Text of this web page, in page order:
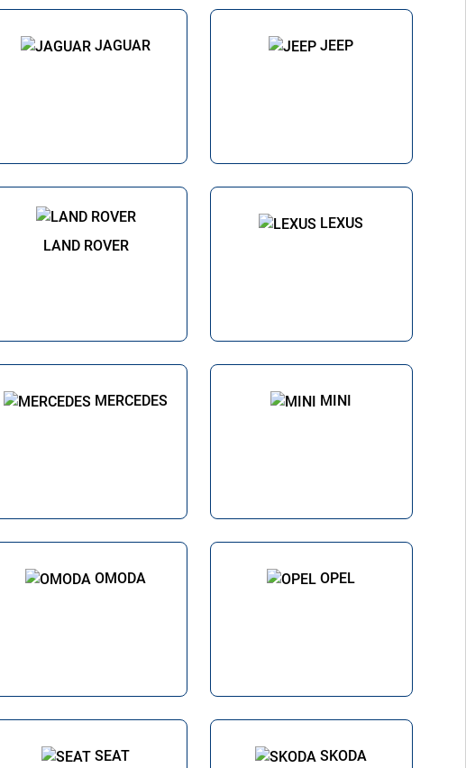
JAGUAR JEEP
LAND ROVER
LEXUS
MERCEDES MINI
OMODA OPEL
SEAT SKODA